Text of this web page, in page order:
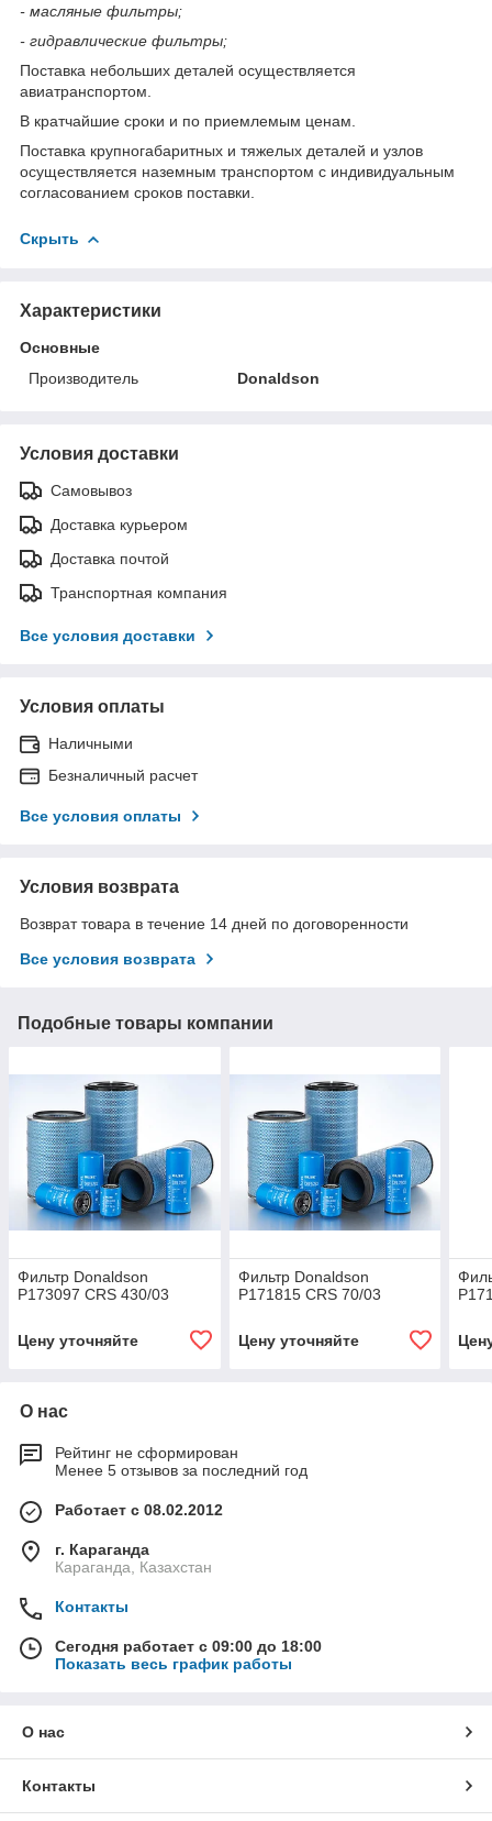
- масляные фильтры;
- гидравлические фильтры;
Поставка небольших деталей осуществляется
авиатранспортом.
В кратчайшие сроки и по приемлемым ценам.
Поставка крупногабаритных и тяжелых деталей и узлов
осуществляется наземным транспортом с индивидуальным
согласованием сроков поставки.
Скрыть
Характеристики
Основные
Производитель
Donaldson
Условия доставки
Самовывоз
Доставка курьером
Доставка почтой
Транспортная компания
Все условия доставки
Условия оплаты
Наличными
Безналичный расчет
Все условия оплаты
Условия возврата
Возврат товара в течение 14 дней по договоренности
Все условия возврата
Подобные товары компании
Фильтр Donaldson
P173097 CRS 430/03
Цену уточняйте
Фильтр Donaldson
P171815 CRS 70/03
Цену уточняйте
О нас
Рейтинг не сформирован
Менее 5 отзывов за последний год
Работает с 08.02.2012
г. Караганда
Караганда, Казахстан
Контакты
Сегодня работает с 09:00 до 18:00
Показать весь график работы
О нас
Контакты